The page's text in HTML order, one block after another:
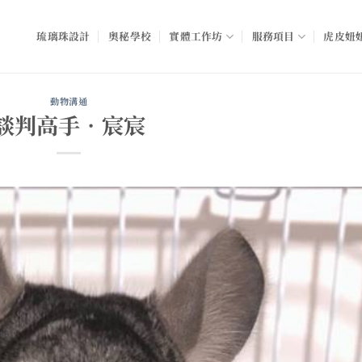
琉璃珠設計 奧秘學校 實體工作坊 服務項目 虎皮妞
動物溝通
判高手•宸宸